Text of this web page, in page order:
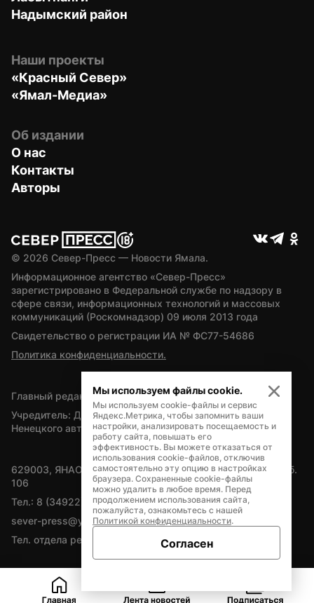
Надымский район
Наши проекты
«Красный Север»
«Ямал-Медиа»
Об издании
О нас
Контакты
Авторы
© 2026 Север-Пресс — Новости Ямала.
Информационное агентство «Север-Пресс»
зарегистрировано в Федеральной службе по надзору в
сфере связи, информационных технологий и массовых
коммуникаций (Роскомнадзор) 09 июля 2013 года
Свидетельство о регистрации ИА № ФС77-54686
Политика конфиденциальности.
Главный редактор — А.Л. Поздеев
Учредитель: Департамент внутренней политики Ямало-
Ненецкого автономного округа
629003, ЯНАО, Салехард, мкр. Богдана Кнунянца, д.1, каб.
106
Тел.: 8 (34922) 71262
sever-press@yamal-media.ru
Тел. отдела рекламы: 8 (34922) 42728
Мы используем файлы cookie.
Мы используем cookie-файлы и сервис
Яндекс.Метрика, чтобы запомнить ваши
настройки, анализировать посещаемость и
работу сайта, повышать его
эффективность. Вы можете отказаться от
использования cookie-файлов, отключив
самостоятельно эту опцию в настройках
браузера. Сохраненные cookie-файлы
можно удалить в любое время. Перед
продолжением использования сайта,
пожалуйста, ознакомьтесь с нашей
Политикой конфиденциальности.
Согласен